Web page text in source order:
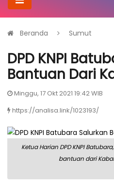
Beranda Sumut
DPD KNPI
Bantuan Dari
Minggu, 17 Okt 2021 19:42 WIB
https://analisa.link/1023193/
Ketua Harian DPD KNPI
bantuan dari